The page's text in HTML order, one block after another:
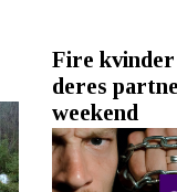
Fire
deres
weekend